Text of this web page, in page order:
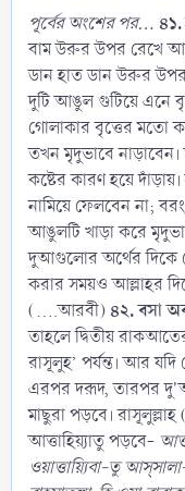
পূর্বের অংশের পর...
বাম উরুর উপর রেখে
ডান হাত ডান উরুর উপর
দুটি আঙুল গুটিয়ে এনে
গোলাকার বৃত্তের মতো
তখন মৃদুভাবে
কষ্টের কারণ হয়ে
নামিয়ে ফেলবেন না;
আঙুলটি খাড়া করে
দুআগুলোর অর্থের দিকে
করার সময়ও আল্লাহর
(....আরবী) ৪২. বসা
তাহলে দ্বিতীয়
রাসূলুহ’ পর্যন্ত। আর যদি
এরপর দরূদ, তারপর
মাছুরা পড়বে।
আত্তাহিয়্যাতু পড়বে-
ওয়াত্তায়্যিবা-তু